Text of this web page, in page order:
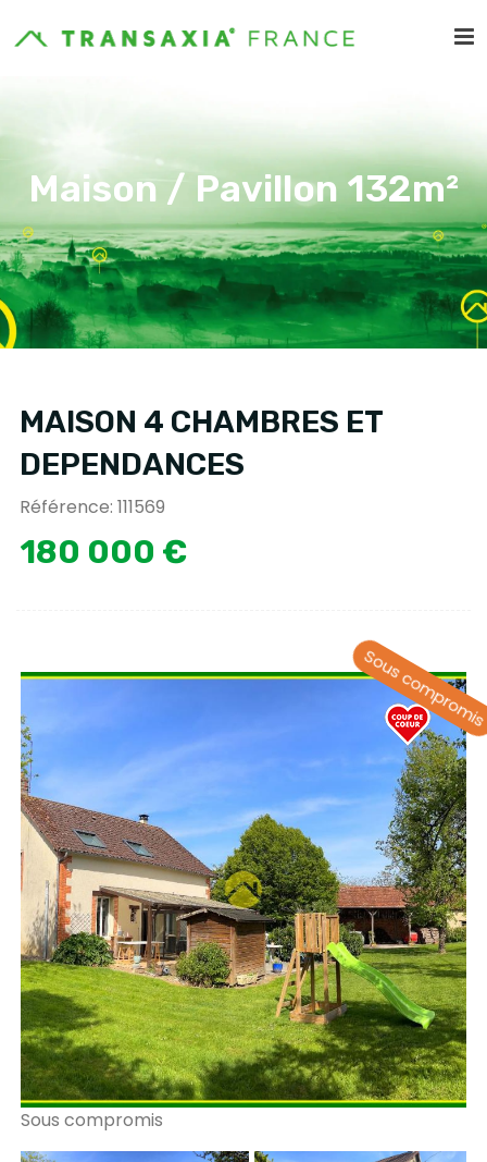
Maison / Pavillon 132m²
MAISON 4 CHAMBRES ET
DEPENDANCES
Référence: 111569
180 000 €
Sous
Sous compromis